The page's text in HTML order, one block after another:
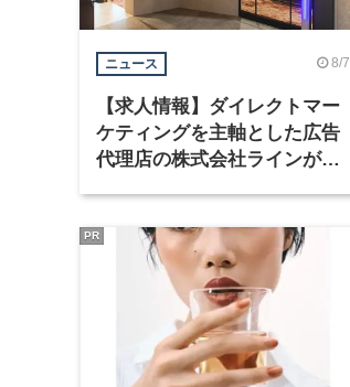
ニュース 8/7
【求人情報】ダイレクトマー
ケティングを主軸とした広告
代理店の株式会社ラインが、
PR